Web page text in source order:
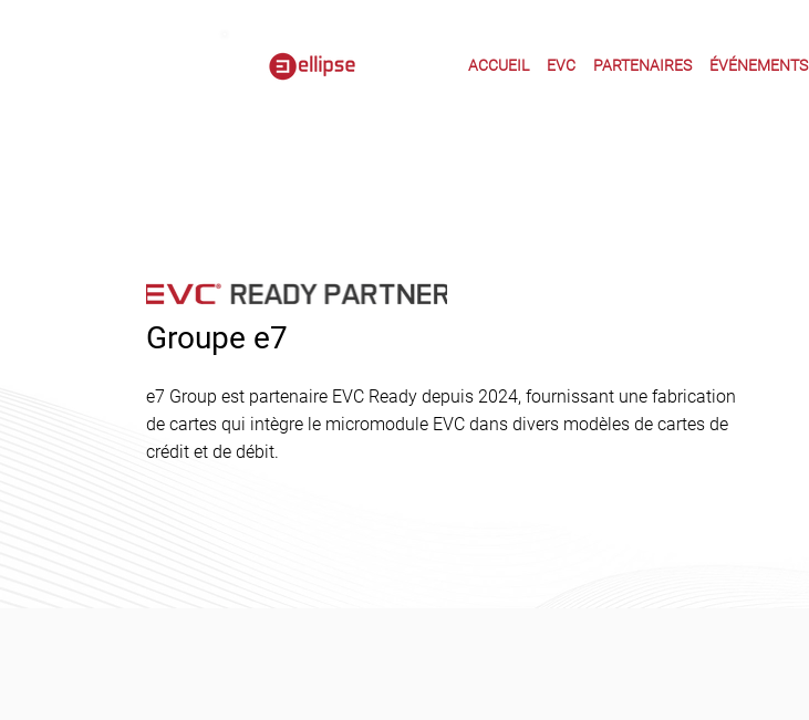
ACCUEIL EVC PARTENAIRES ÉVÉNEMENTS
Groupe e7
e7 Group est partenaire EVC Ready depuis 2024, fournissant une fabrication
de cartes qui intègre le micromodule EVC dans divers modèles de cartes de
crédit et de débit.